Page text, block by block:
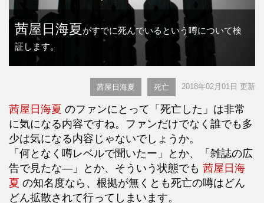
茜屋日海夏がすでに死んでいるという噂について検
証します。
茜屋日海夏 死亡 2018年02月01日 更新
茜屋日海夏 のファンにとって「死亡した」は非常
に気になる内容ですね。ファンだけでなく誰でも多
少は気になる内容じゃないでしょうか。
「何となく噂レベルで聞いたー」とか、「雑誌の広
告で見たな―」とか、そういう状態でも 茜屋日海
夏 の知名度なら、根拠が無くとも死亡の噂はどん
どん拡散されて行ってしまいます。